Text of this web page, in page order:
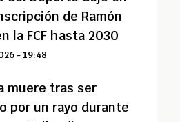
de Ramón
la FCF hasta 2030
- 19:48
muere tras ser
por un rayo durante